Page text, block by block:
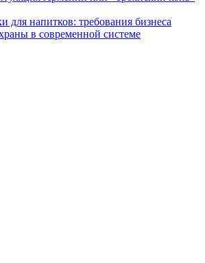
для напитков: требования бизнеса
в современной системе